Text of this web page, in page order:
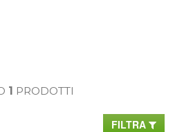
1 PRODOTTI
FILTRA